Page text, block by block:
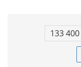
133